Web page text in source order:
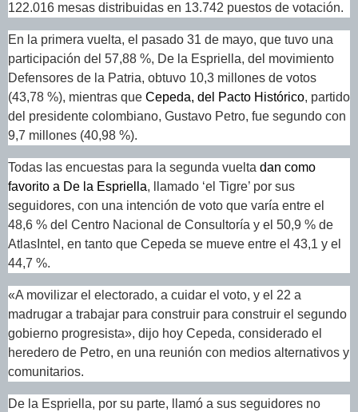
122.016 mesas distribuidas en 13.742 puestos de votación.
En la primera vuelta, el pasado 31 de mayo, que tuvo una
participación del 57,88 %, De la Espriella, del movimiento
Defensores de la Patria, obtuvo 10,3 millones de votos
(43,78 %), mientras que Cepeda, del Pacto Histórico, partido
del presidente colombiano, Gustavo Petro, fue segundo con
9,7 millones (40,98 %).
Todas las encuestas para la segunda vuelta dan como
favorito a De la Espriella, llamado ‘el Tigre’ por sus
seguidores, con una intención de voto que varía entre el
48,6 % del Centro Nacional de Consultoría y el 50,9 % de
AtlasIntel, en tanto que Cepeda se mueve entre el 43,1 y el
44,7 %.
«A movilizar el electorado, a cuidar el voto, y el 22 a
madrugar a trabajar para construir para construir el segundo
gobierno progresista», dijo hoy Cepeda, considerado el
heredero de Petro, en una reunión con medios alternativos y
comunitarios.
De la Espriella, por su parte, llamó a sus seguidores no